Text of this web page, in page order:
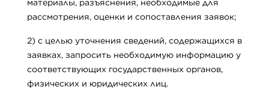
материалы, разъяснения, необходимые для
рассмотрения, оценки и сопоставления заявок;
2) с целью уточнения сведений, содержащихся в
заявках, запросить необходимую информацию у
соответствующих государственных органов,
физических и юридических лиц.